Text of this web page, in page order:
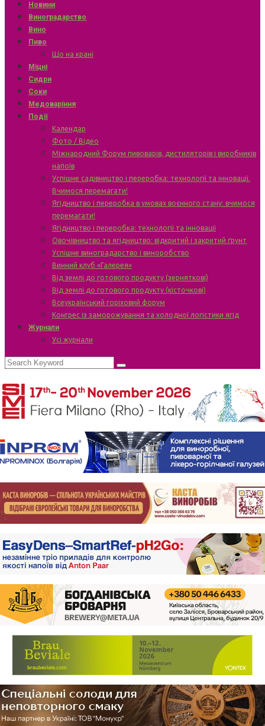
Новини
Виноградарство
Вино
Пиво
Що на крані
Міцні
Сидри
Соки
Медоваріння
Події
Календар
Фото / Відео
Міжнародний Форум пивоварів, дистиляторів і виробників
напоїв
Успішне садівництво і переробка: технології та інновації.
Вчимося перемагати!
Ягідництво і переробка в умовах воєнного стану: вчимося
перемагати!
Ягідництво і переробка: технології та інновації
Овочівництво та ягідництво: відкритий і закритий ґрунт
Успішне виноградарство і виноробство
Винний клуб «Галерея»
Від землі до готового продукту (зерняткові)
Від землі до готового продукту (кісточкові)
Всеукраїнський горіховий форум
Конгрес із заморожування та холодної логістики ягід
Журнали
Усі журнали